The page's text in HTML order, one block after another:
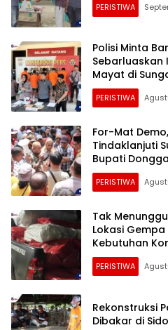
PERISTIWA
Polisi Minta
Sebarluaskan
Mayat di
PERISTIWA
For-Mat
Tindaklanjuti
Bupati
PERISTIWA
Tak
Lokasi
Kebutuhan
PERISTIWA
Rekonstruksi
Dibakar di